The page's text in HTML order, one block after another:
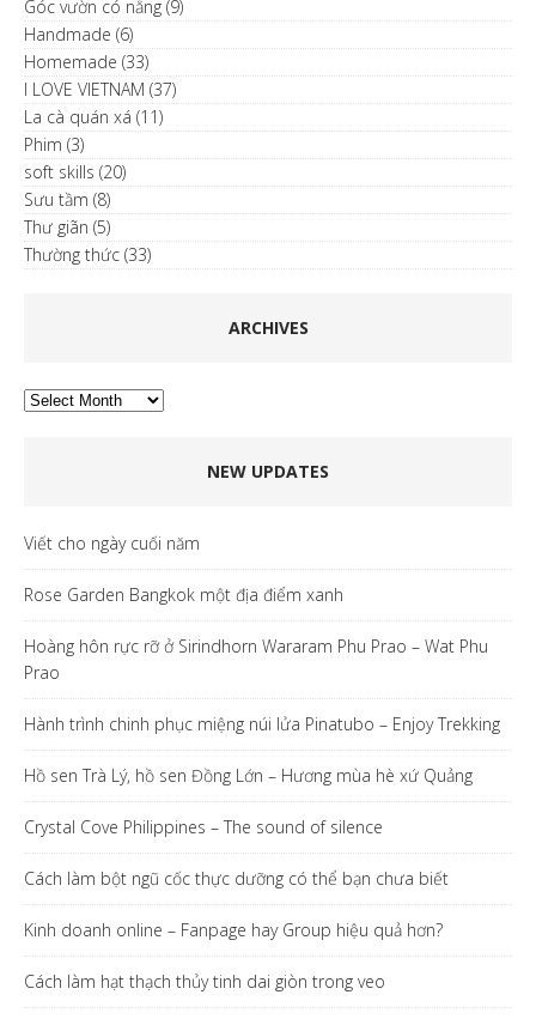
Góc vườn có nắng (9)
Handmade (6)
Homemade (33)
I LOVE VIETNAM (37)
La cà quán xá (11)
Phim (3)
soft skills (20)
Sưu tầm (8)
Thư giãn (5)
Thường thức (33)
ARCHIVES
Archives
NEW UPDATES
Viết cho ngày cuối năm
Rose Garden Bangkok một địa điểm xanh
Hoàng hôn rực rỡ ở Sirindhorn Wararam Phu Prao – Wat Phu
Prao
Hành trình chinh phục miệng núi lửa Pinatubo – Enjoy Trekking
Hồ sen Trà Lý, hồ sen Đồng Lớn – Hương mùa hè xứ Quảng
Crystal Cove Philippines – The sound of silence
Cách làm bột ngũ cốc thực dưỡng có thể bạn chưa biết
Kinh doanh online – Fanpage hay Group hiệu quả hơn?
Cách làm hạt thạch thủy tinh dai giòn trong veo